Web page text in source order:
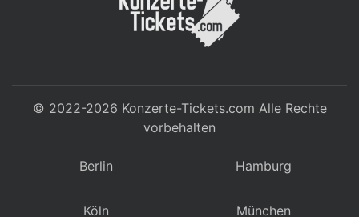
© 2022-2026 Konzerte-Tickets.com Alle Rechte
vorbehalten
Berlin Hamburg
Köln München